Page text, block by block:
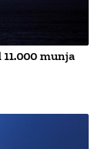
munja